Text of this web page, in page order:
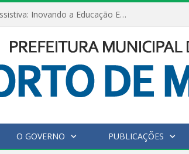
Inteligência Artificial e Tecnologia Assistiva: Inovando a Educação Especial e Inclusiva
O GOVERNO PUBLICAÇÕES